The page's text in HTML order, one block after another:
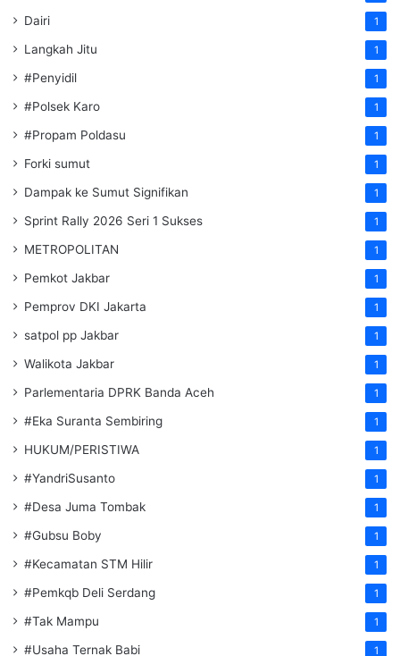
Dairi 1
Langkah Jitu 1
#Penyidil 1
#Polsek Karo 1
#Propam Poldasu 1
Forki sumut 1
Dampak ke Sumut Signifikan 1
Sprint Rally 2026 Seri 1 Sukses 1
METROPOLITAN 1
Pemkot Jakbar 1
Pemprov DKI Jakarta 1
satpol pp Jakbar 1
Walikota Jakbar 1
Parlementaria DPRK Banda Aceh 1
#Eka Suranta Sembiring 1
HUKUM/PERISTIWA 1
#YandriSusanto 1
#Desa Juma Tombak 1
#Gubsu Boby 1
#Kecamatan STM Hilir 1
#Pemkqb Deli Serdang 1
#Tak Mampu 1
#Usaha Ternak Babi 1